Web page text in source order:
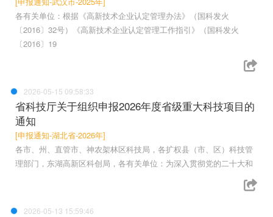
各有关单位：根据《高新技术企业认定管理办法》（国科发火
〔2016〕32号）《高新技术企业认定管理工作指引》（国科发火
〔2016〕19
2026-05-15 09:58:33
省科技厅关于组织申报2026年度省级重大科技项目的
通知
[申报通知-湖北省-2026年]
各市、州、直管市、神农架林区科技局，各扩权县（市、区）科技管
理部门，东湖高新区科创局，各有关单位：为深入贯彻党的二十大和
2026-05-13 15:59:46